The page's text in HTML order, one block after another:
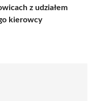
z udziałem
kierowcy